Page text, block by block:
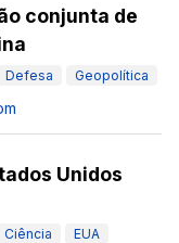
conjunta de
Defesa Geopolítica
Unidos
Ciência EUA